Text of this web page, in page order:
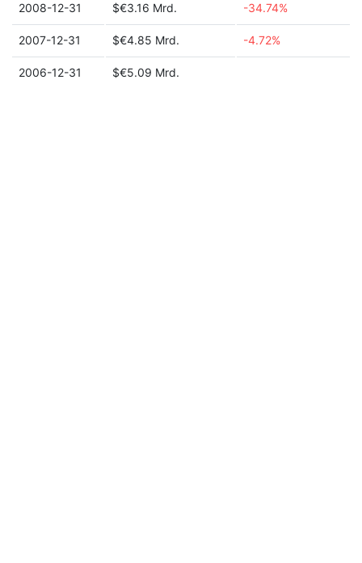
2008-12-31 $€3.16 Mrd. -34.74%
2007-12-31 $€4.85 Mrd. -4.72%
2006-12-31 $€5.09 Mrd.